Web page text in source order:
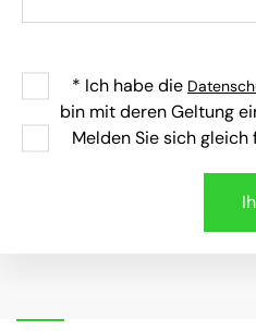
* Ich habe die
bin mit deren Geltung
Melden Sie sich